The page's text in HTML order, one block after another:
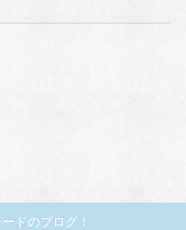
ドのブログ！